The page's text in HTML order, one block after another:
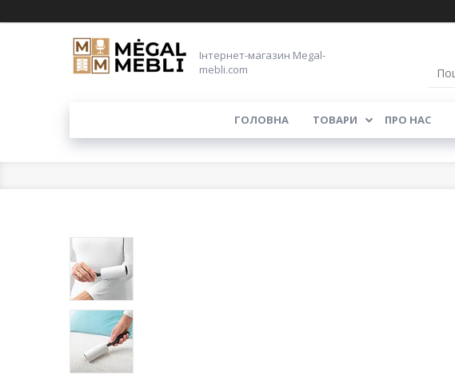
Інтернет-магазин Megal-
mebli.com
ГОЛОВНА ТОВАРИ ПРО НАС